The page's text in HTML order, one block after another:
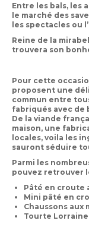
Entre les bals, les
le marché des
les spectacles ou
Reine de la
trouvera son
Pour cette
proposent une
commun entre
fabriqués avec de
De la viande
maison, une
locales, voila les
sauront séduire
Parmi les
pouvez retrouver
Pâté en croute
Mini pâté en
Chaussons aux
Tourte